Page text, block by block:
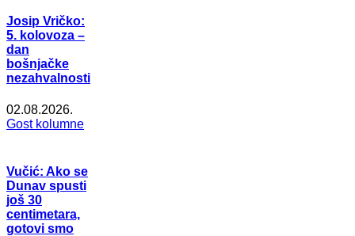
Josip Vričko:
5. kolovoza –
dan
bošnjačke
nezahvalnosti
02.08.2026.
Gost kolumne
Vučić: Ako se
Dunav spusti
još 30
centimetara,
gotovi smo